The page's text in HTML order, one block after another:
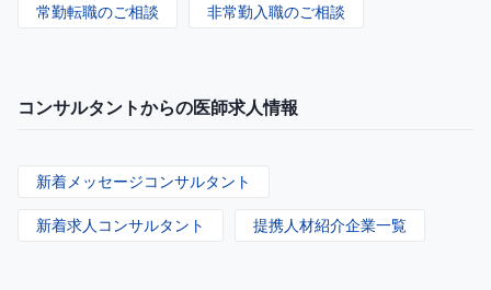
常勤転職のご相談 非常勤入職のご相談
コンサルタントからの医師求人情報
新着メッセージコンサルタント
新着求人コンサルタント 提携人材紹介企業一覧